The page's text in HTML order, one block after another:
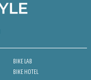
BIKE LAB
BIKE HOTEL